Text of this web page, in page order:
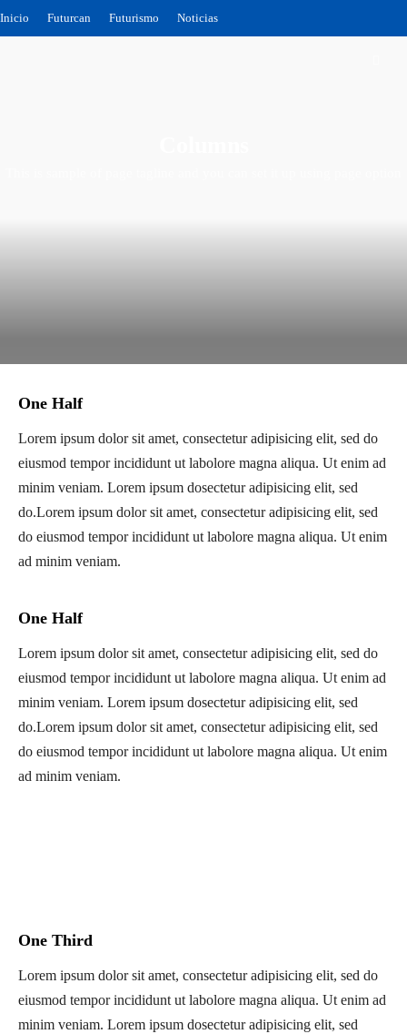
Inicio Futurcan Futurismo Noticias
One Half
Lorem ipsum dolor sit amet, consectetur adipisicing elit, sed do
eiusmod tempor incididunt ut labolore magna aliqua. Ut enim ad
minim veniam. Lorem ipsum dosectetur adipisicing elit, sed
do.Lorem ipsum dolor sit amet, consectetur adipisicing elit, sed
do eiusmod tempor incididunt ut labolore magna aliqua. Ut enim
ad minim veniam.
One Half
Lorem ipsum dolor sit amet, consectetur adipisicing elit, sed do
eiusmod tempor incididunt ut labolore magna aliqua. Ut enim ad
minim veniam. Lorem ipsum dosectetur adipisicing elit, sed
do.Lorem ipsum dolor sit amet, consectetur adipisicing elit, sed
do eiusmod tempor incididunt ut labolore magna aliqua. Ut enim
ad minim veniam.
One Third
Lorem ipsum dolor sit amet, consectetur adipisicing elit, sed do
eiusmod tempor incididunt ut labolore magna aliqua. Ut enim ad
minim veniam. Lorem ipsum dosectetur adipisicing elit, sed